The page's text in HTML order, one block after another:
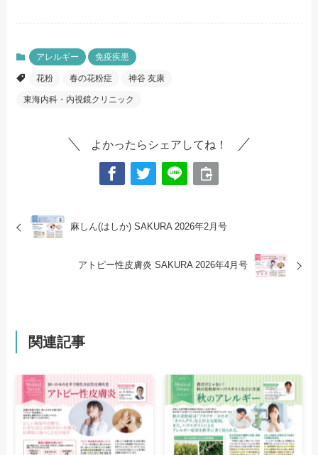
アレルギー 免疫疾患
花粉 春の花粉症 神谷 友康
東海内科・内視鏡クリニック
よかったらシェアしてね！
麻しん(はしか)SAKURA 2026年2月号
アトピー性皮膚炎 SAKURA 2026年4月号
関連記事